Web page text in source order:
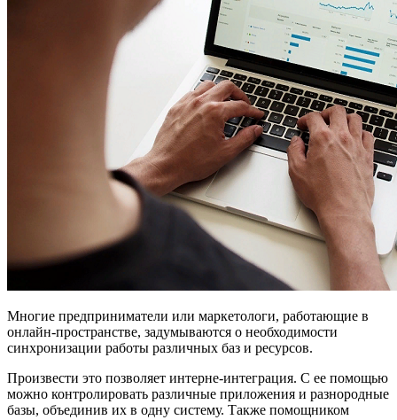
Многие предприниматели или маркетологи, работающие в
онлайн-пространстве, задумываются о необходимости
синхронизации работы различных баз и ресурсов.
Произвести это позволяет интерне-интеграция. С ее помощью
можно контролировать различные приложения и разнородные
базы, объединив их в одну систему. Также помощником